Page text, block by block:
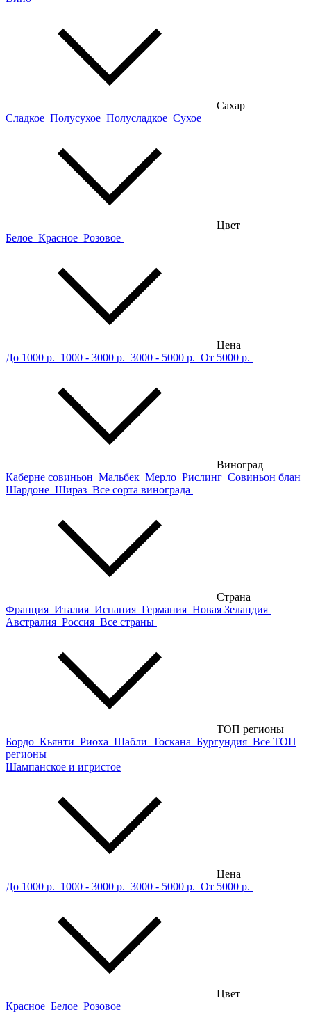
Сахар
Сладкое Полусухое Полусладкое Сухое
Цвет
Белое Красное Розовое
Цена
До 1000 р. 1000 - 3000 р. 3000 - 5000 р. От 5000 р.
Виноград
Каберне совиньон Мальбек Мерло Рислинг Совиньон блан
Шардоне Шираз Все сорта винограда
Страна
Франция Италия Испания Германия Новая Зеландия
Австралия Россия Все страны
ТОП регионы
Бордо Кьянти Риоха Шабли Тоскана Бургундия Все ТОП
регионы
Шампанское и игристое
Цена
До 1000 р. 1000 - 3000 р. 3000 - 5000 р. От 5000 р.
Цвет
Красное Белое Розовое